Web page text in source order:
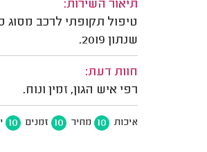
תיאור השירות:
טיפול תקופתי לרכב מסוג
שנתון 2019.
חוות דעת:
רפי איש הגון, זמין ונוח.
איכות 10 מחיר 10 זמנים 10